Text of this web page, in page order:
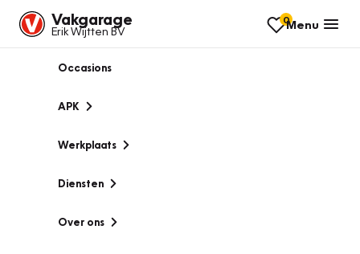
Vakgarage
Erik Wijtten BV
0Menu
Occasions
APK
Werkplaats
Diensten
Over ons